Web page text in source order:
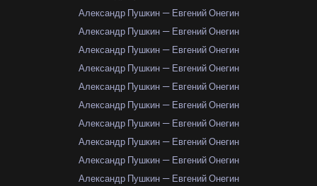
Александр Пушкин — Евгений Онегин
Александр Пушкин — Евгений Онегин
Александр Пушкин — Евгений Онегин
Александр Пушкин — Евгений Онегин
Александр Пушкин — Евгений Онегин
Александр Пушкин — Евгений Онегин
Александр Пушкин — Евгений Онегин
Александр Пушкин — Евгений Онегин
Александр Пушкин — Евгений Онегин
Александр Пушкин — Евгений Онегин